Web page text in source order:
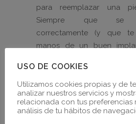
para reemplazar una
Siempre que se
correctamente (y que
manos de un buen
durar toda una vida.
Parte los avances que
esperanza de vida de
USO DE COOKIES
Utilizamos cookies propias y de
analizar nuestros servicios y
relacionada con tus preferencias
análisis de tu hábitos de